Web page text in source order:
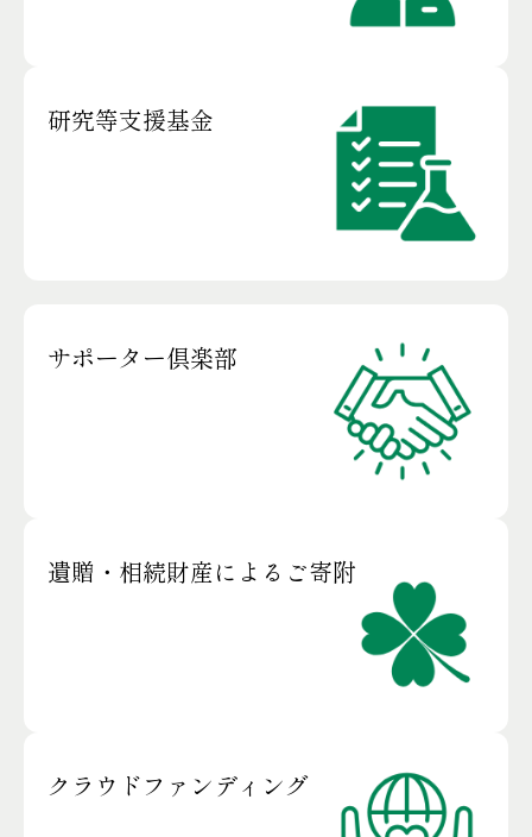
研究等支援基金
サポーター倶楽部
遺贈・相続財産によるご寄附
クラウドファンディング